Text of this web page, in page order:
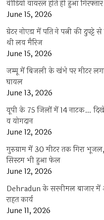
वीडियो वायरल होते ही हुआ गिरफ्तार
June 15, 2026
ग्रेटर नोएडा में पति ने पत्नी की
थी लव मैरिज
June 15, 2026
जम्मू में बिजली के खंभे पर मीटर
घायल
June 13, 2026
यूपी के 75 जिलों में 14 नाटक…
व योगदान
June 12, 2026
गुरुग्राम में 30 मीटर तक गिरा
सिस्टम भी हुआ फेल
June 12, 2026
Dehradun के सरनीमल बाजार
राहत कार्य
June 11, 2026